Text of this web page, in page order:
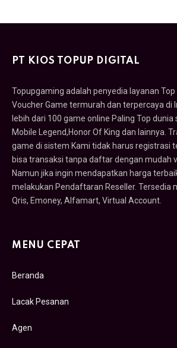
PT KIOS TOPUP DIGITAL
Topupgaming adalah penyedia layanan
Voucher Game termurah dan terpercaya di
lebih dari 100 game online Paling Top dunia
Mobile Legend,Honor Of King dan lainnya.
game di sistem Kami tidak harus registrasi
bisa transaksi tanpa daftar dengan mudah
Namun jika ingin mendapatkan harga
melakukan Pendaftaran Reseller. Tersedia
Qris, Emoney, Alfamart, Virtual Account.
MENU CEPAT
Beranda
Lacak Pesanan
Agen